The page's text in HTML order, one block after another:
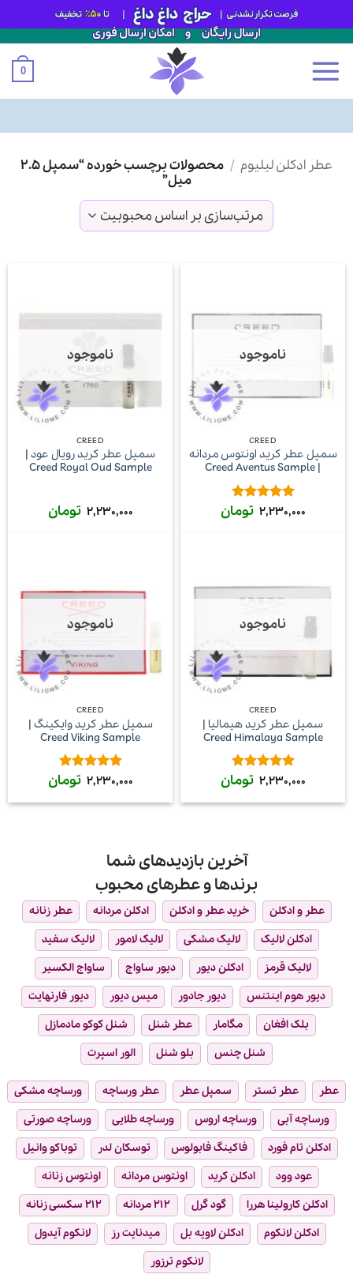
0
عطر ادکلن لیلیوم /
محصولات برچسب خورده “سمپل ۲.۵
میل”
ناموجود
CREED
سمپل عطر کرید اونتوس مردانه
| Creed Aventus Sample
امتیاز5از 2,230,000 تومان
ناموجود
CREED
سمپل عطر کرید رویال عود |
Creed Royal Oud Sample
2,230,000 تومان
ناموجود
CREED
سمپل عطر کرید هیمالیا |
Creed Himalaya Sample
امتیاز5از 2,230,000 تومان
ناموجود
CREED
سمپل عطر کرید وایکینگ |
Creed Viking Sample
امتیاز5از 2,230,000 تومان
آخرین بازدیدهای شما
برندها و عطرهای محبوب
عطر و ادکلن خرید عطر و ادکلن ادکلن مردانه
عطر زنانه
ادکلن لالیک
لالیک مشکی لالیک لامور
لالیک سفید
لالیک قرمز
ادکلن دیور دیور ساواج
ساواج الکسیر
دیور هوم اینتنس
دیور جادور میس دیور
دیور فارنهایت
بلک افغان
مگامار عطر شنل
شنل کوکو مادمازل
شنل چنس
بلو شنل الور اسپرت
عطر عطر تستر سمپل عطر عطر ورساچه
ورساچه مشکی
ورساچه آبی
ورساچه اروس ورساچه طلایی
ورساچه صورتی
ادکلن تام فورد
فاکینگ فابولوس توسکان لدر
توباکو وانیل
عود وود
ادکلن کرید اونتوس مردانه
اونتوس زنانه
ادکلن کارولینا هررا
گود گرل ۲۱۲ مردانه
۲۱۲ سکسی زنانه
ادکلن لانکوم
ادکلن لاویه بل میدنایت رز
لانکوم آیدول
لانکوم ترزور